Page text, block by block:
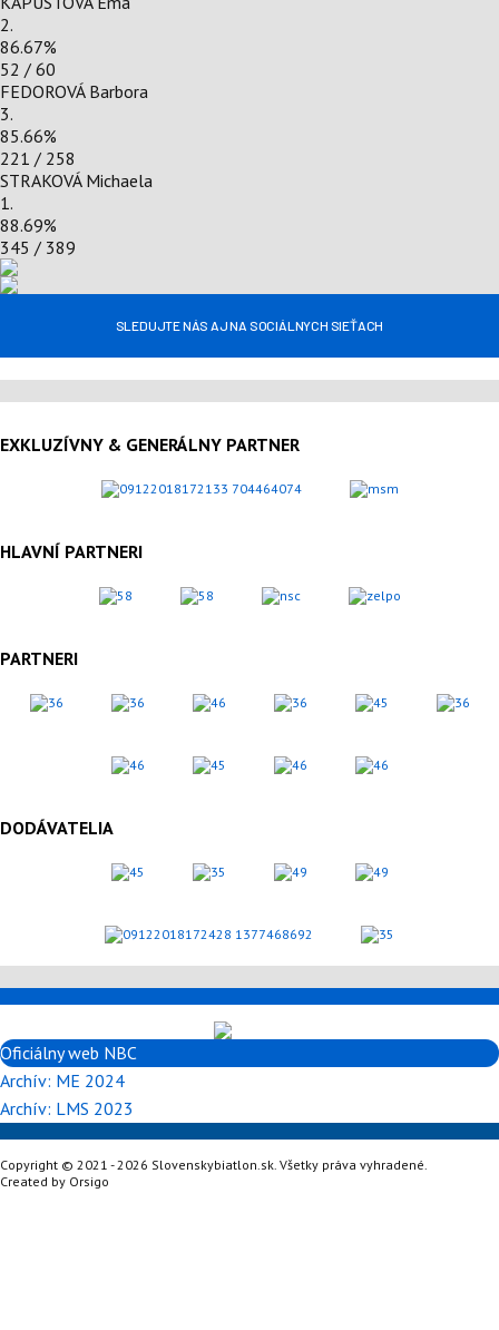
2.
86.67%
52 / 60
FEDOROVÁ Barbora
3.
85.66%
221 / 258
STRAKOVÁ Michaela
1.
88.69%
345 / 389
SLEDUJTE NÁS AJ NA SOCIÁLNYCH SIEŤACH
EXKLUZÍVNY & GENERÁLNY PARTNER
HLAVNÍ PARTNERI
PARTNERI
DODÁVATELIA
Oficiálny web NBC
Archív: ME 2024
Archív: LMS 2023
Copyright © 2021 - 2026 Slovenskybiatlon.sk. Všetky práva vyhradené.
Created by Orsigo